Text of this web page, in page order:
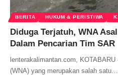
BERITA HUKUM & PERISTIWA
Diduga Terjatuh, WNA
Dalam Pencarian Tim SAR
lenterakalimantan.com,
(WNA) yang merupakan salah satu…